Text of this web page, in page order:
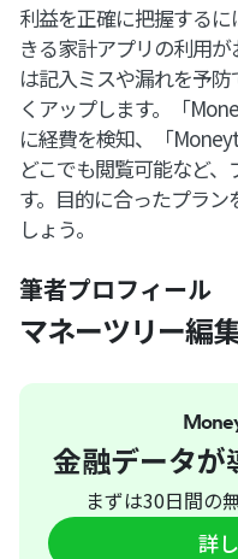
利益を正確に把握する
きる家計アプリの利用
は記入ミスや漏れを予
くアップします。「
に経費を検知、「
どこでも閲覧可能など
す。目的に合ったプラ
しょう。
筆者プロフィール
マネーツリー編
金融データが
まずは30日間の
詳